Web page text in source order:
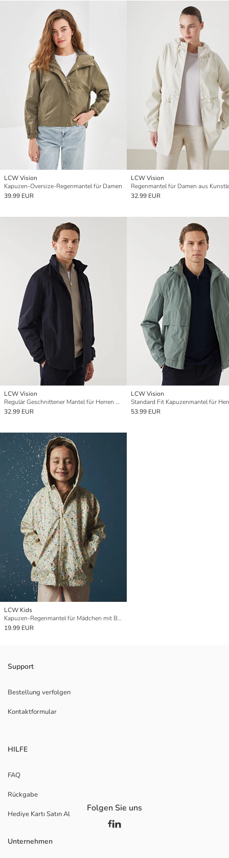
LCW Vision
Kapuzen-Oversize-Regenmantel für Damen
39.99 EUR
LCW Vision
32.99 EUR
LCW Vision
Regulär Geschnittener Mantel für Herren mit Trichterkragen
32.99 EUR
LCW Vision
Standard Fit Kapuzenmantel für
53.99 EUR
LCW Kids
Kapuzen-Regenmantel für Mädchen mit Blumenmuster
19.99 EUR
Support
Bestellung verfolgen
Kontaktformular
HILFE
FAQ
Rückgabe
Hediye Kartı Satın Al
Unternehmen
Folgen Sie uns